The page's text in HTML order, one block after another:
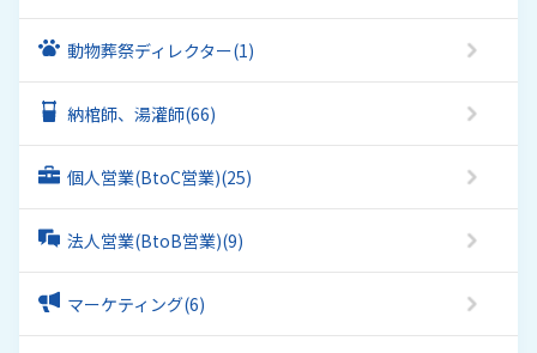
動物葬祭ディレクター(1)
納棺師、湯灌師(66)
個人営業(BtoC営業)(25)
法人営業(BtoB営業)(9)
マーケティング(6)